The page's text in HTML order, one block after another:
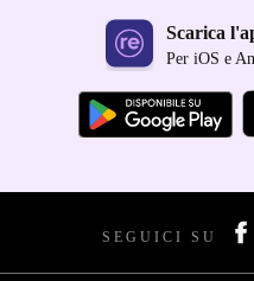
Scarica
Per iOS e
SEGUICI SU